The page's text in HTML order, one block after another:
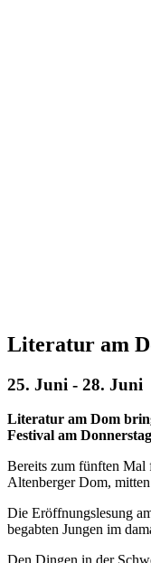
Literatur am
25. Juni - 28. Juni
Literatur am Dom
Festival am
Bereits zum fünften Mal
Altenberger Dom,
Die Eröffnungslesung
begabten Jungen im